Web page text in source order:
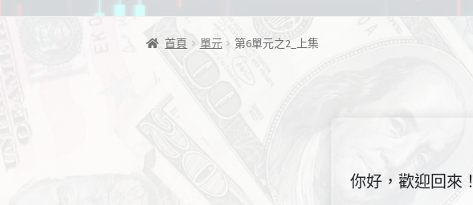
首頁 單元 第6單元之2_上集
你好，歡迎回來！